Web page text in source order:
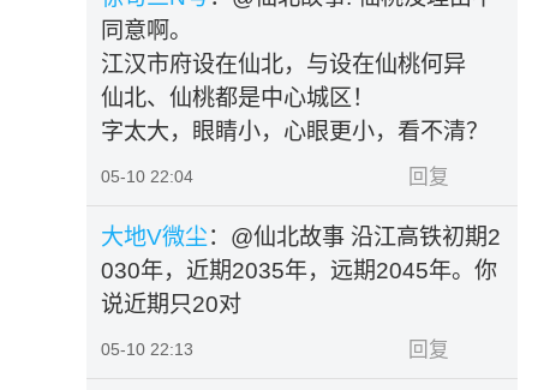
同意啊。
江汉市府设在仙北，与设在仙桃何异
仙北、仙桃都是中心城区！
字太大，眼睛小，心眼更小，看不清？
05-10 22:04 回复
大地V微尘：@仙北故事 沿江高铁初期2
030年，近期2035年，远期2045年。你
说近期只20对
05-10 22:13 回复